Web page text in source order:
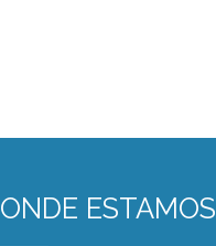
ONDE ESTAMOS